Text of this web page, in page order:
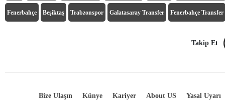
Fenerbahçe Beşiktaş Trabzonspor Galatasaray Transfer Fenerbahçe Transfer
Takip Et
Bize Ulaşın Künye Kariyer About US Yasal Uyarı